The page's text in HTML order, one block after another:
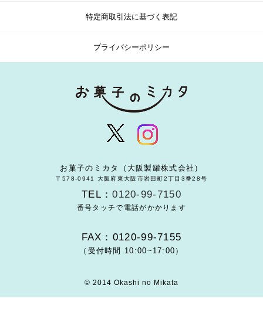
特定商取引法に基づく表記
プライバシーポリシー
お菓子のミカタ（大阪製罐株式会社）
〒578-0941 大阪府東大阪市岩田町2丁目3番28号
TEL：0120-99-7150
番号タッチで電話がかかります
FAX：0120-99-7155
（受付時間 10:00~17:00）
© 2014 Okashi no Mikata